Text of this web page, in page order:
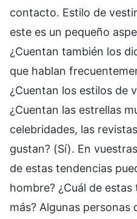
contacto. Estilo de
este es un pequeño
¿Cuentan también los
que hablan
¿Cuentan los estilos de
¿Cuentan las estrellas
celebridades, las
gustan? (Sí). En
de estas tendencias
hombre? ¿Cuál de
más? Algunas personas